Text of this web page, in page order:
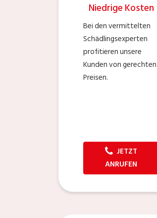
Niedrige Kosten
Bei den vermittelten
Schädlingsexperten
profitieren unsere
Kunden von gerechten
Preisen.
JETZT
ANRUFEN